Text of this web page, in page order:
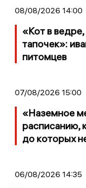
08/08/2026 14:00
«Кот в
тапочек»:
питомцев
07/08/2026 15:00
«Наземное
расписанию,
до которых
06/08/2026 14:35